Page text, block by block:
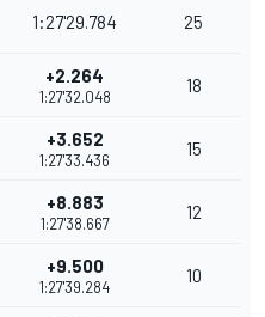
1:27'29.784 25
+2.264
1:27'32.048
18
+3.652
1:27'33.436
15
+8.883
1:27'38.667
12
+9.500
1:27'39.284
10